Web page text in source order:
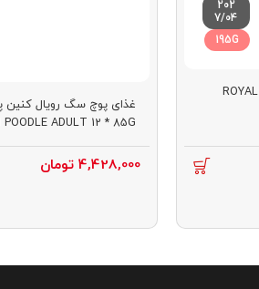
202
7/04
195G
کنسرو توله سگ رویال کنین استارتر ROYAL
POODLE ADULT 12 * 85G
4,428,000 تومان